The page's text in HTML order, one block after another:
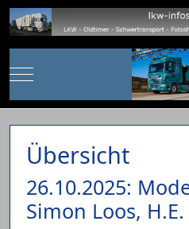
Mobile Menu Toggle
Übersicht
26.10.2025:
Simon Loos,